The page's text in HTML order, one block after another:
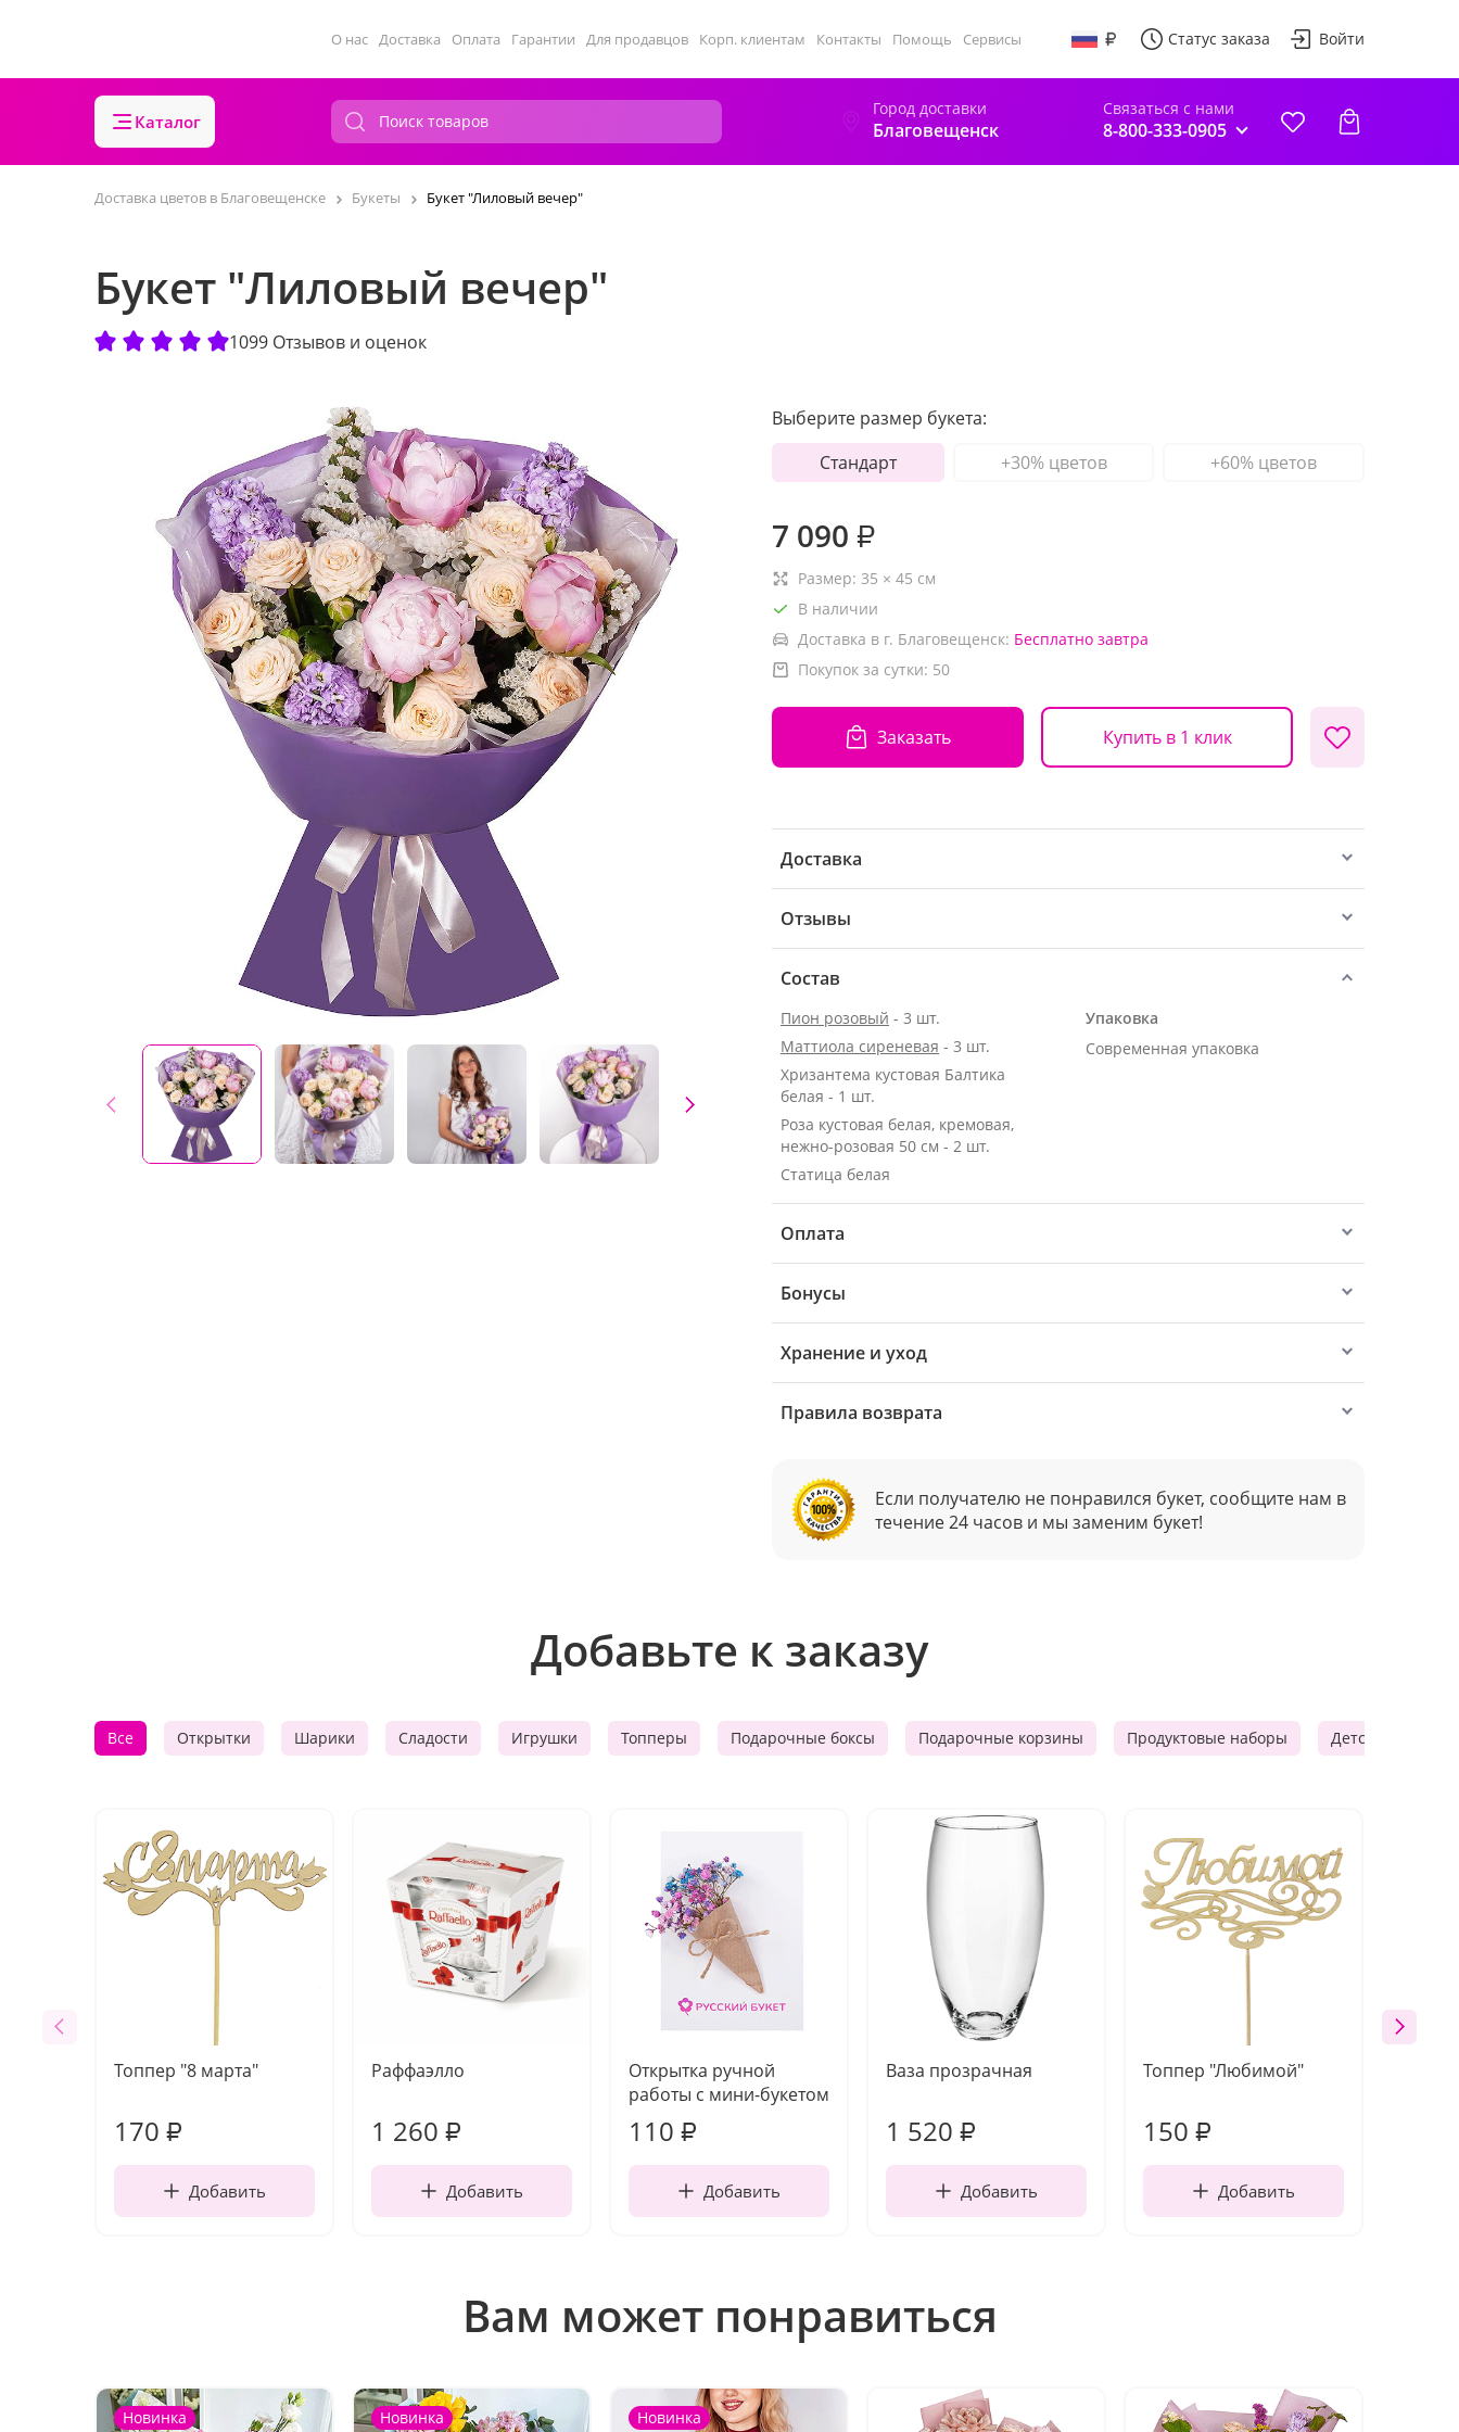
О нас Доставка Оплата Гарантии Для продавцов Корп. клиентам Контакты Помощь Сервисы Статус заказа Войти
Каталог
Город доставки
Благовещенск
Связаться с нами
8-800-333-0905
Доставка цветов в Благовещенске Букеты Букет "Лиловый вечер"
Букет "Лиловый вечер"
1099 Отзывов и оценок
Выберите размер букета:
Стандарт
+30% цветов +60% цветов
7 090 ₽
Размер: 35 × 45 см
В наличии
Доставка в г. Благовещенск: Бесплатно завтра
Покупок за сутки: 50
Заказать Купить в 1 клик
Доставка
Отзывы
Состав
Пион розовый - 3 шт.
Маттиола сиреневая - 3 шт.
Хризантема кустовая Балтика
белая - 1 шт.
Роза кустовая белая, кремовая,
нежно-розовая 50 см - 2 шт.
Статица белая
Упаковка
Современная упаковка
Оплата
Бонусы
Хранение и уход
Правила возврата
Если получателю не понравился букет, сообщите нам в
течение 24 часов и мы заменим букет!
Добавьте к заказу
Все Открытки Шарики Сладости Игрушки Топперы Подарочные боксы Подарочные корзины Продуктовые наборы Детские подарки
Топпер "8 марта"
170 ₽
Добавить
Раффаэлло
1 260 ₽
Добавить
Открытка ручной
работы с мини-букетом
110 ₽
Добавить
Ваза прозрачная
1 520 ₽
Добавить
Топпер "Любимой"
150 ₽
Добавить
Вам может понравиться
Новинка Новинка Новинка